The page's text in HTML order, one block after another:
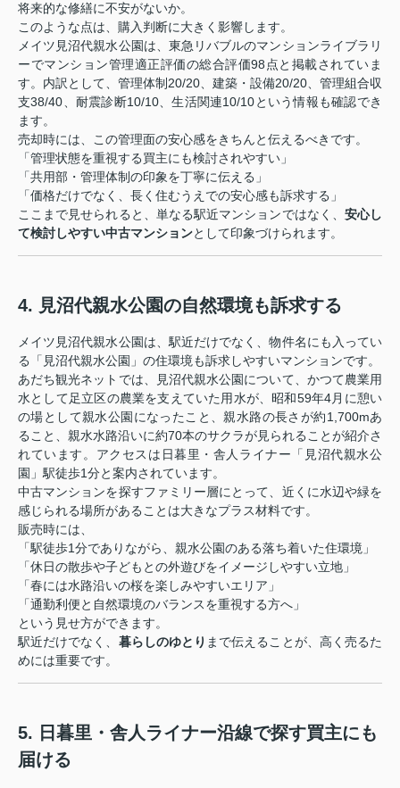
将来的な修繕に不安がないか。
このような点は、購入判断に大きく影響します。
メイツ見沼代親水公園は、東急リバブルのマンションライブラリ
ーでマンション管理適正評価の総合評価98点と掲載されていま
す。内訳として、管理体制20/20、建築・設備20/20、管理組合収
支38/40、耐震診断10/10、生活関連10/10という情報も確認でき
ます。
売却時には、この管理面の安心感をきちんと伝えるべきです。
「管理状態を重視する買主にも検討されやすい」
「共用部・管理体制の印象を丁寧に伝える」
「価格だけでなく、長く住むうえでの安心感も訴求する」
ここまで見せられると、単なる駅近マンションではなく、 安心し
て検討しやすい中古マンションとして印象づけられます。
4. 見沼代親水公園の自然環境も訴求する
メイツ見沼代親水公園は、駅近だけでなく、物件名にも入ってい
る「見沼代親水公園」の住環境も訴求しやすいマンションです。
あだち観光ネットでは、見沼代親水公園について、かつて農業用
水として足立区の農業を支えていた用水が、昭和59年4月に憩い
の場として親水公園になったこと、親水路の長さが約1,700mあ
ること、親水水路沿いに約70本のサクラが見られることが紹介さ
れています。アクセスは日暮里・舎人ライナー「見沼代親水公
園」駅徒歩1分と案内されています。
中古マンションを探すファミリー層にとって、近くに水辺や緑を
感じられる場所があることは大きなプラス材料です。
販売時には、
「駅徒歩1分でありながら、親水公園のある落ち着いた住環境」
「休日の散歩や子どもとの外遊びをイメージしやすい立地」
「春には水路沿いの桜を楽しみやすいエリア」
「通勤利便と自然環境のバランスを重視する方へ」
という見せ方ができます。
駅近だけでなく、 暮らしのゆとり まで伝えることが、高く売るた
めには重要です。
5. 日暮里・舎人ライナー沿線で探す買主にも
届ける